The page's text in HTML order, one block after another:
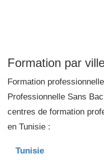
Formation par
Formation professionnelle
Professionnelle Sans
centres de formation
en Tunisie :
Tunisie